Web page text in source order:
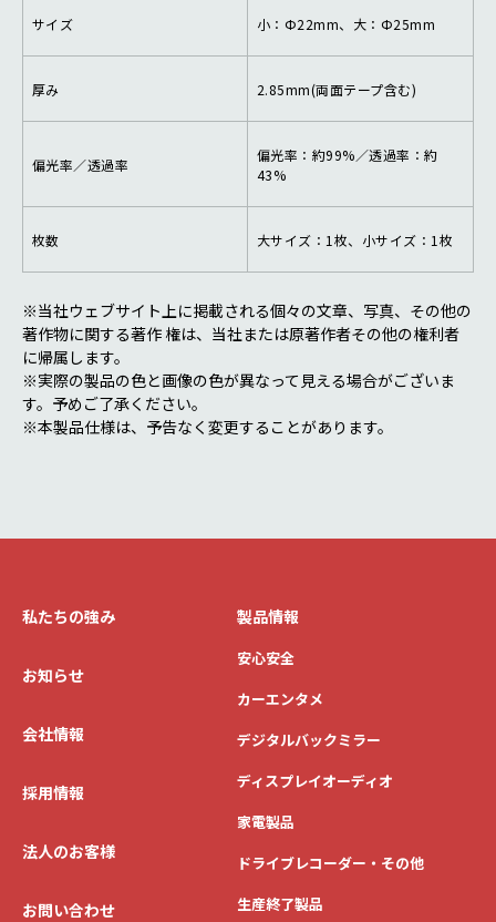
サイズ 小：Ф22mm、大：Ф25mm
厚み 2.85mm(両面テープ含む)
偏光率／透過率
偏光率：約99%／透過率：約
43%
枚数 大サイズ：1枚、小サイズ：1枚
※当社ウェブサイト上に掲載される個々の文章、写真、その他の
著作物に関する著作 権は、当社または原著作者その他の権利者
に帰属します。
※実際の製品の色と画像の色が異なって見える場合がございま
す。予めご了承ください。
※本製品仕様は、予告なく変更することがあります。
私たちの強み
お知らせ
会社情報
採用情報
法人のお客様
お問い合わせ
製品情報
安心安全
カーエンタメ
デジタルバックミラー
ディスプレイオーディオ
家電製品
ドライブレコーダー・その他
生産終了製品